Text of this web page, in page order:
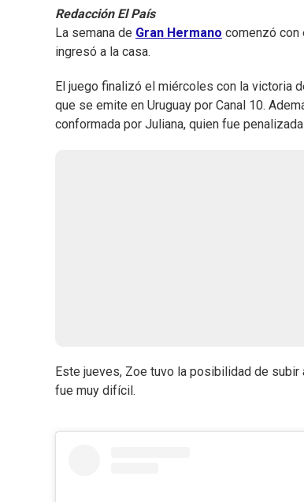
Redacción El País
La semana de Gran Hermano comenzó con
ingresó a la casa.
El juego finalizó el miércoles con la victoria
que se emite en Uruguay por Canal 10.
conformada por Juliana, quien fue
Este jueves, Zoe tuvo la posibilidad de
fue muy difícil.